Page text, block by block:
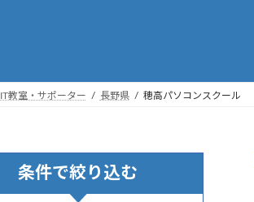
IT教室・サポーター 長野県 穂高パソコンスクール
条件で絞り込む